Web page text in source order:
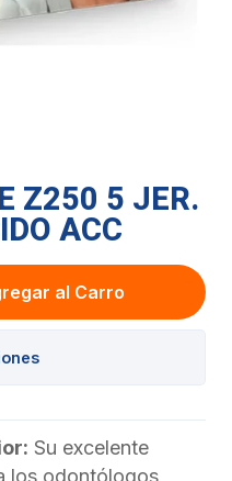
Z250 5 JER.
ACC
al Carro
Su excelente
los odontólogos